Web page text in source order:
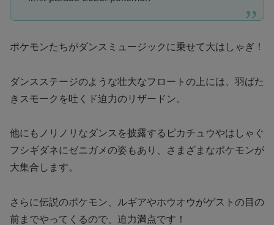
ポケモンたちがダンスミュージックに乗せて大はしゃぎ！
ダンスステージのような壮大なフロートの上には、羽ばた
きスモークを吐くド迫力のリザードン。
他にもノリノリなダンスを披露するピカチュウやはしゃぐ
フシギダネにゼニガメの姿もあり、さまざまなポケモンが
大集合します。
さらに伝説のポケモン、ルギアやホウオウがゲストの目の
前までやってくるので、迫力満点です！